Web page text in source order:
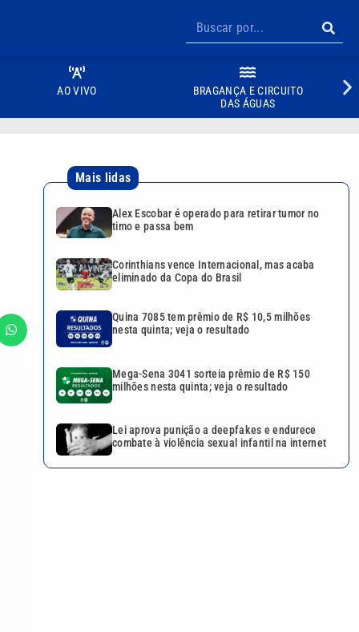
AO VIVO
BRAGANÇA E CIRCUITO
DAS ÁGUAS
Mais lidas
Alex Escobar é operado para retirar tumor no
timo e passa bem
Corinthians vence Internacional, mas acaba
eliminado da Copa do Brasil
Quina 7085 tem prêmio de R$ 10,5 milhões
nesta quinta; veja o resultado
Mega-Sena 3041 sorteia prêmio de R$ 150
milhões nesta quinta; veja o resultado
Lei aprova punição a deepfakes e endurece
combate à violência sexual infantil na internet